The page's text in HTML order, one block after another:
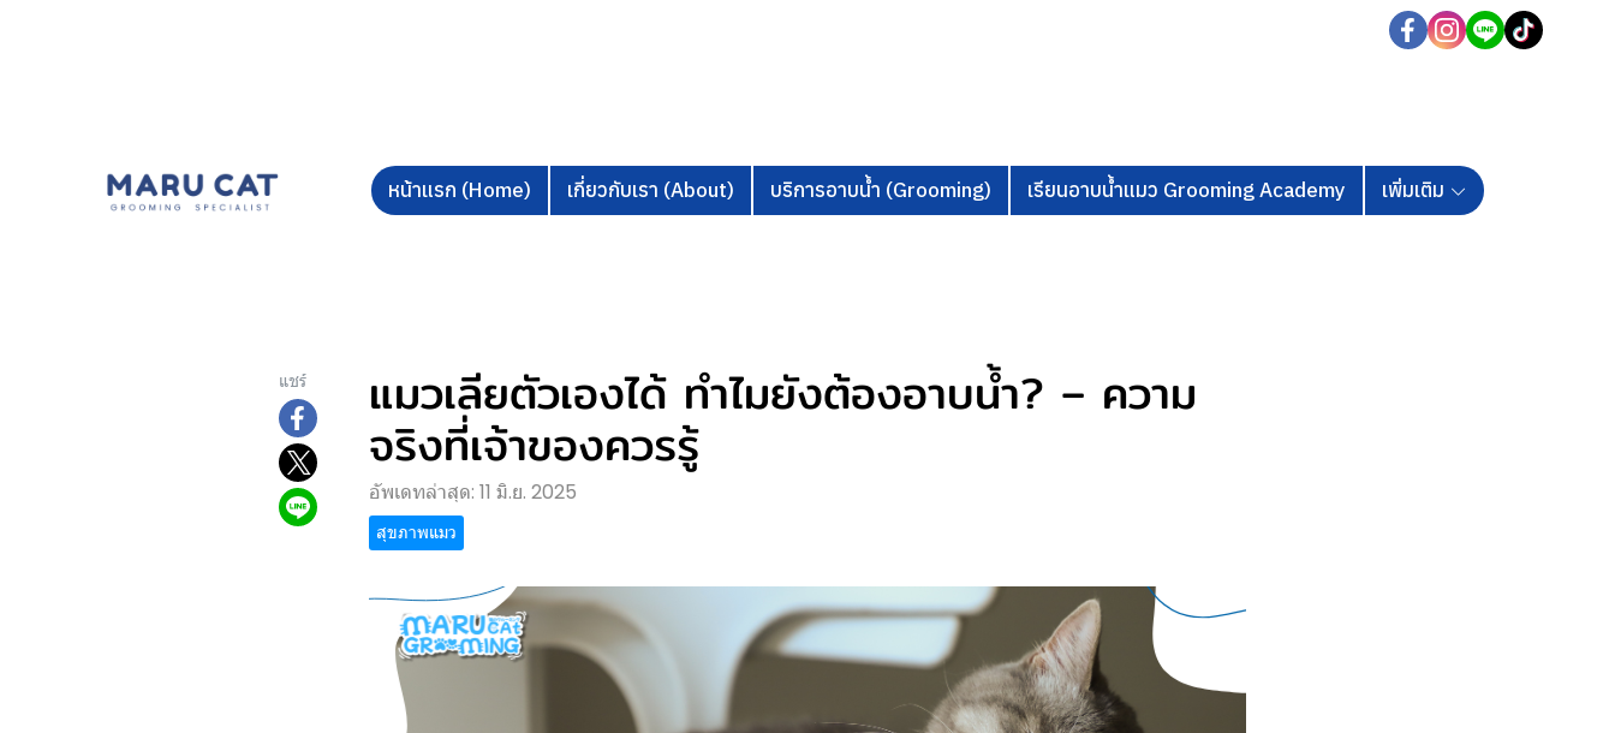
หน้าแรก (Home) เกี่ยวกับเรา (About) บริการอาบน้ำ (Grooming) เรียนอาบน้ำแมว Grooming Academy เพิ่มเติม
แชร์ แมวเลียตัวเองได้ ทำไมยังต้องอาบน้ำ? – ความ
จริงที่เจ้าของควรรู้
อัพเดทล่าสุด: 11 มิ.ย. 2025
สุขภาพแมว